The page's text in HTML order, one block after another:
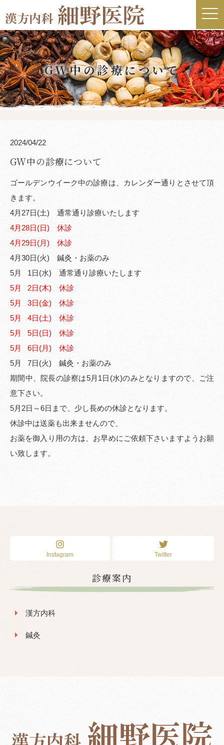
t
o
g
l
e
n
a
v
i
g
a
t
i
GW中の診療について
2024/04/22
GW中の診療について
ゴールデンウイーク中の診療は、カレンダー通りとさせて頂
きます。
4月27日(土) 通常通り診療いたします
4月28日(日) 休診
4月29日(月) 休診
4月30日(火) 鍼灸・お薬のみ
5月 1日(水) 通常通り診療いたします
5月 2日(木) 休診
5月 3日(金) 休診
5月 4日(土) 休診
5月 5日(日) 休診
5月 6日(月) 休診
5月 7日(火) 鍼灸・お薬のみ
期間中、院長の診察は5月1日(水)のみとなりますので、ご注
意下さい。
5月2日～6日まで、少し長めの休診となります。
休診中は送薬も出来ませんので、
お薬を御入り用の方は、お早めにご依頼下さいますようお願
い致します。
Instagram Twitter
診療案内
漢方内科
鍼灸